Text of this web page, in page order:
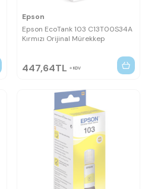
Epson
Epson EcoTank 103 C13T00S34A
Kırmızı Orijinal Mürekkep
447,64TL KDV